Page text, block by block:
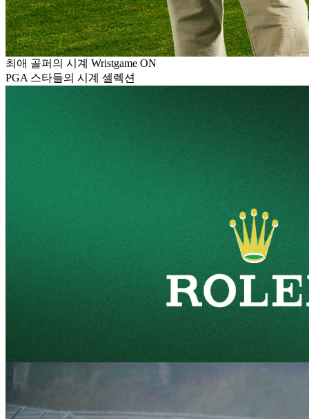
최애 골퍼의 시계 Wristgame ON
PGA 스타들의 시계 셀렉션